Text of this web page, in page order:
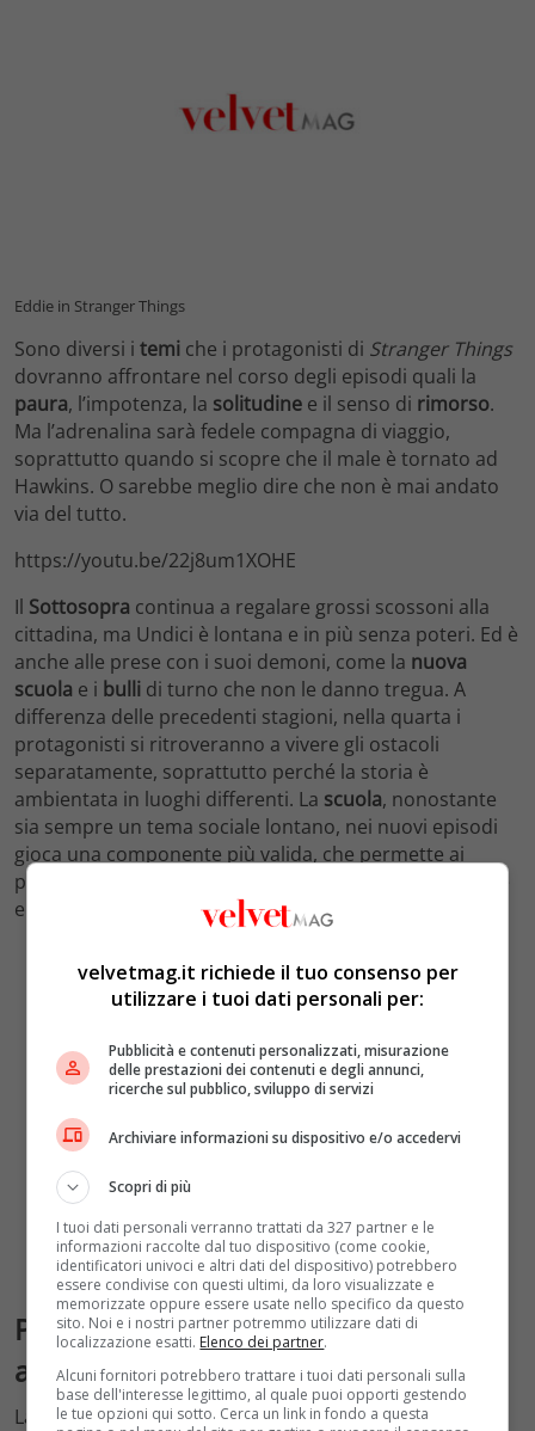
Eddie in Stranger Things
Sono diversi i temi che i protagonisti di Stranger Things
dovranno affrontare nel corso degli episodi quali la
paura, l’impotenza, la solitudine e il senso di rimorso.
Ma l’adrenalina sarà fedele compagna di viaggio,
soprattutto quando si scopre che il male è tornato ad
Hawkins. O sarebbe meglio dire che non è mai andato
via del tutto.
https://youtu.be/22j8um1XOHE
Il Sottosopra continua a regalare grossi scossoni alla
cittadina, ma Undici è lontana e in più senza poteri. Ed è
anche alle prese con i suoi demoni, come la nuova
scuola e i bulli di turno che non le danno tregua. A
differenza delle precedenti stagioni, nella quarta i
protagonisti si ritroveranno a vivere gli ostacoli
separatamente, soprattutto perché la storia è
ambientata in luoghi differenti. La scuola, nonostante
sia sempre un tema sociale lontano, nei nuovi episodi
gioca una componente più valida, che permette ai
personaggi di evolversi e crescere in un modo naturale
e piuttosto credibile.
Perché la quarta stagione è la più
ambiziosa finora
La prima stagione diStranger Thingsè approdata su
velvetmag.it richiede il tuo consenso per
utilizzare i tuoi dati personali per:
Pubblicità e contenuti personalizzati, misurazione
delle prestazioni dei contenuti e degli annunci,
ricerche sul pubblico, sviluppo di servizi
Archiviare informazioni su dispositivo e/o accedervi
Scopri di più
I tuoi dati personali verranno trattati da 327 partner e le
informazioni raccolte dal tuo dispositivo (come cookie,
identificatori univoci e altri dati del dispositivo) potrebbero
essere condivise con questi ultimi, da loro visualizzate e
memorizzate oppure essere usate nello specifico da questo
sito. Noi e i nostri partner potremmo utilizzare dati di
localizzazione esatti. Elenco dei partner.
Alcuni fornitori potrebbero trattare i tuoi dati personali sulla
base dell'interesse legittimo, al quale puoi opporti gestendo
le tue opzioni qui sotto. Cerca un link in fondo a questa